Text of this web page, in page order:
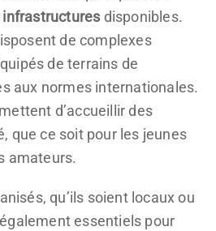
infrastructures disponibles.
de complexes
de terrains de
aux normes internationales.
d’accueillir des
que ce soit pour les jeunes
amateurs.
qu’ils soient locaux ou
essentiels pour